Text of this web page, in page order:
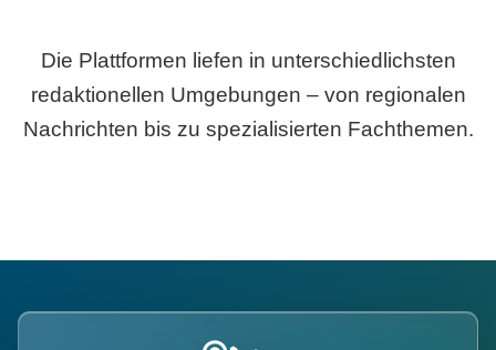
Die Plattformen liefen in unterschiedlichsten
redaktionellen Umgebungen – von regionalen
Nachrichten bis zu spezialisierten Fachthemen.